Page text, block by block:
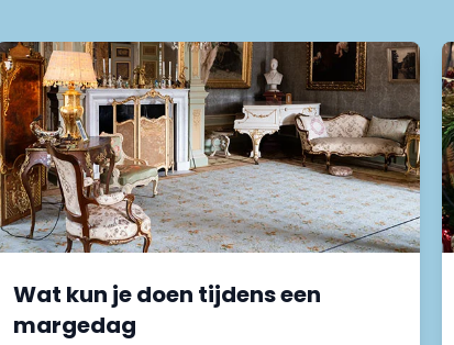
Wat kun je doen tijdens een
margedag